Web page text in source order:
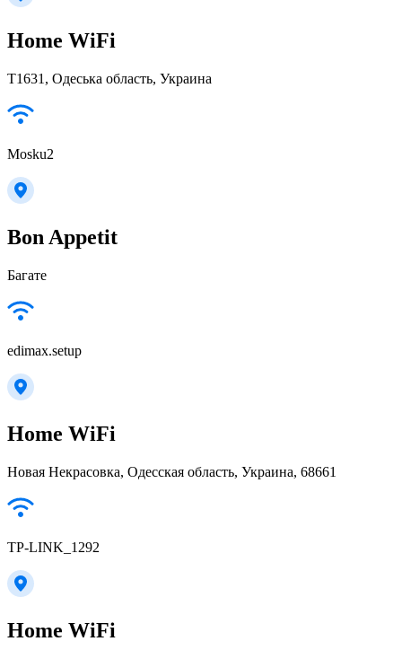
Home WiFi
T1631, Одеська область, Украина
Mosku2
Bon Appetit
Багате
edimax.setup
Home WiFi
Новая Некрасовка, Одесская область, Украина, 68661
TP-LINK_1292
Home WiFi